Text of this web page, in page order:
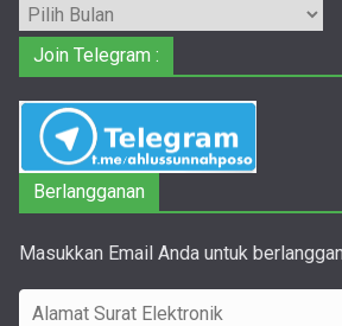
Arsip
Join Telegram :
Berlangganan
Masukkan Email Anda untuk